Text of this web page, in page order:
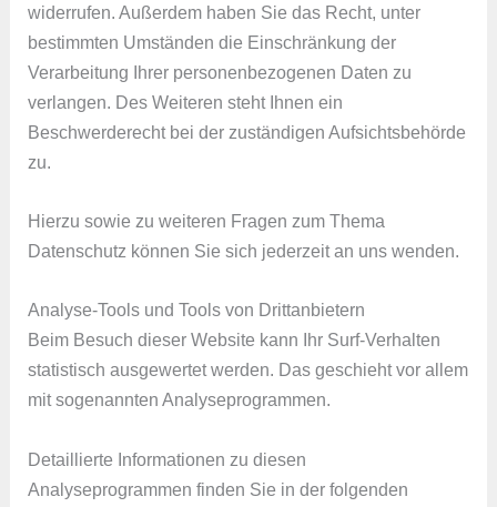
widerrufen. Außerdem haben Sie das Recht, unter
bestimmten Umständen die Einschränkung der
Verarbeitung Ihrer personenbezogenen Daten zu
verlangen. Des Weiteren steht Ihnen ein
Beschwerderecht bei der zuständigen Aufsichtsbehörde
zu.
Hierzu sowie zu weiteren Fragen zum Thema
Datenschutz können Sie sich jederzeit an uns wenden.
Analyse-Tools und Tools von Dritt­anbietern
Beim Besuch dieser Website kann Ihr Surf-Verhalten
statistisch ausgewertet werden. Das geschieht vor allem
mit sogenannten Analyseprogrammen.
Detaillierte Informationen zu diesen
Analyseprogrammen finden Sie in der folgenden